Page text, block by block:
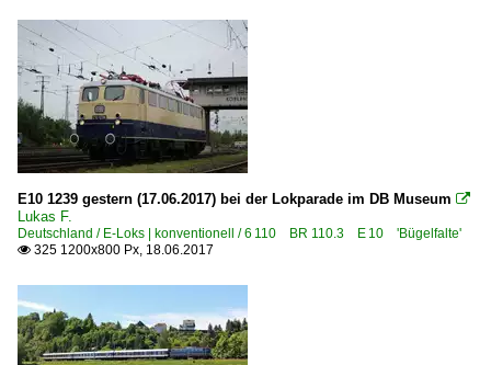
E10 1239 gestern (17.06.2017) bei der Lokparade im DB Museum 
Lukas F.
Deutschland / E-Loks | konventionell / 6 110 BR 110.3 E 10 'Bügelfalte'
 325 1200x800 Px, 18.06.2017